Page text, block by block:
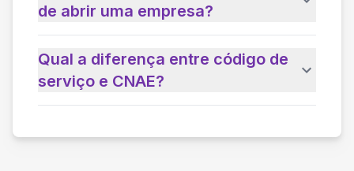
de abrir uma empresa?
Qual a diferença entre código de
serviço e CNAE?